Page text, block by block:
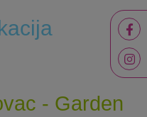
- Garden